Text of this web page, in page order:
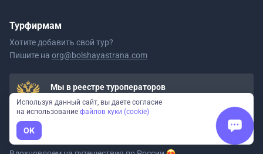
Турфирмам
Хотите добавить свой тур?
Пишите на org@bolshayastrana.com
Мы в реестре туроператоров
ООО «Большая Страна» РТО 020723
Давайте дружить
Используя данный сайт, вы даете согласие
на использование файлов куки (cookie)
OK